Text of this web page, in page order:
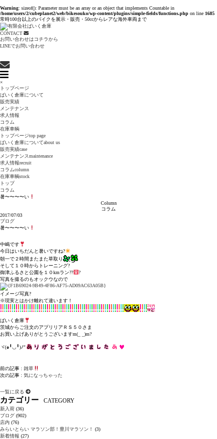
Warning: sizeof(): Parameter must be an array or an object that implements Countable in
/home/users/2/cubeplanet2/web/bikesouko/wp-content/plugins/simple-fields/functions.php on line 1685
常時100台以上のバイクを展示・販売・50ccからレアな海外車両まで
CONTACT
お問い合わせはコチラから
LINEでお問い合わせ
×
トップページ
ばいく倉庫について
販売実績
メンテナンス
求人情報
コラム
在庫車輌
トップページtop page
ばいく倉庫についてabout us
販売実績case
メンテナンスmaintenance
求人情報recruit
コラムcolumn
在庫車輌stock
トップ
コラム
暑〜〜〜〜い
Column
コラム
2017/07/03
ブログ
暑〜〜〜〜い
中嶋です
今日はいちだんと暑いですね?
朝一で２時間またまた草取り
そして１０時からトレーニング?
御津ふるさと公園を１０kmラン??‍
?
写真を撮るのもオックウなので
イメージ写真?
※現実とはかけ離れて違います！
ばいく倉庫
茨城からご注文のアプリリアＲＳ５０さま
お買い上げありがとうございますm(_ _)m?
ヾ(๑╹◡╹)ﾉ”
前の記事 : 雑草
次の記事 : 気になっちゃった
一覧に戻る
カテゴリー CATEGORY
新入荷 (36)
ブログ (902)
店内 (76)
みらいとらい マラソン部！豊川マラソン！
(3)
新着情報 (27)